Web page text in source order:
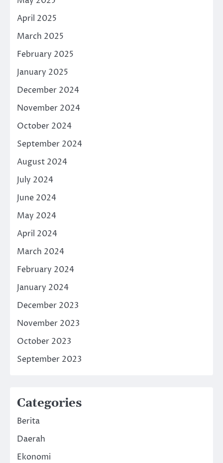
April 2025
March 2025
February 2025
January 2025
December 2024
November 2024
October 2024
September 2024
August 2024
July 2024
June 2024
May 2024
April 2024
March 2024
February 2024
January 2024
December 2023
November 2023
October 2023
September 2023
Categories
Berita
Daerah
Ekonomi